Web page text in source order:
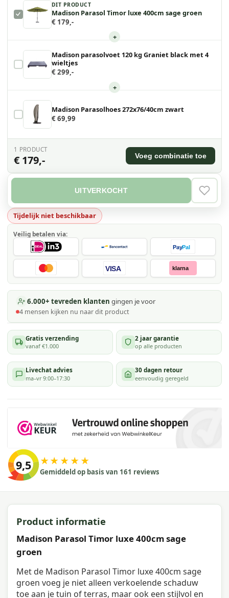
Tijdelijk niet beschikbaar
UITVERKOCHT
DIT PRODUCT
Madison Parasol Timor luxe 400cm sage groen
€ 179,-
+
Madison parasolvoet 120 kg Graniet black met 4
wieltjes
€ 299,-
+
Madison Parasolhoes 272x76/40cm zwart
€ 69,99
1 PRODUCT
€ 179,- Voeg combinatie toe
Veilig betalen via:
PayPal
VISA klarna
6.000+ tevreden klanten gingen je voor
4 mensen kijken nu naar dit product
Gratis verzending
vanaf €1.000
2 jaar garantie
op alle producten
Livechat advies
ma–vr 9:00–17:30
30 dagen retour
eenvoudig geregeld
9,5 ★★★★★
Gemiddeld op basis van 161 reviews
Product informatie
Madison Parasol Timor luxe 400cm sage
groen
Met de Madison Parasol Timor luxe 400cm sage
groen voeg je niet alleen verkoelende schaduw
toe aan je tuin of terras, maar ook een stijlvol en